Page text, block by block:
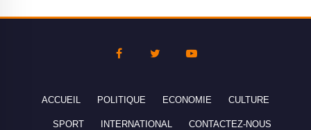
ACCUEIL POLITIQUE ECONOMIE CULTURE
SPORT INTERNATIONAL CONTACTEZ-NOUS